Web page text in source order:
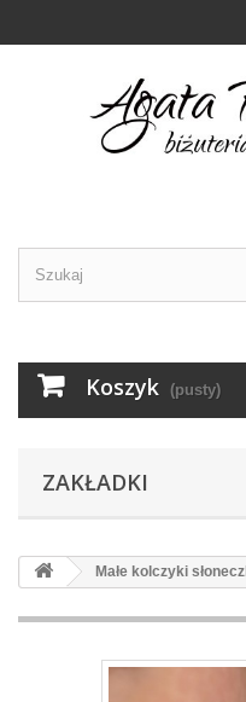
Koszyk (pusty)
ZAKŁADKI
Małe kolczyki